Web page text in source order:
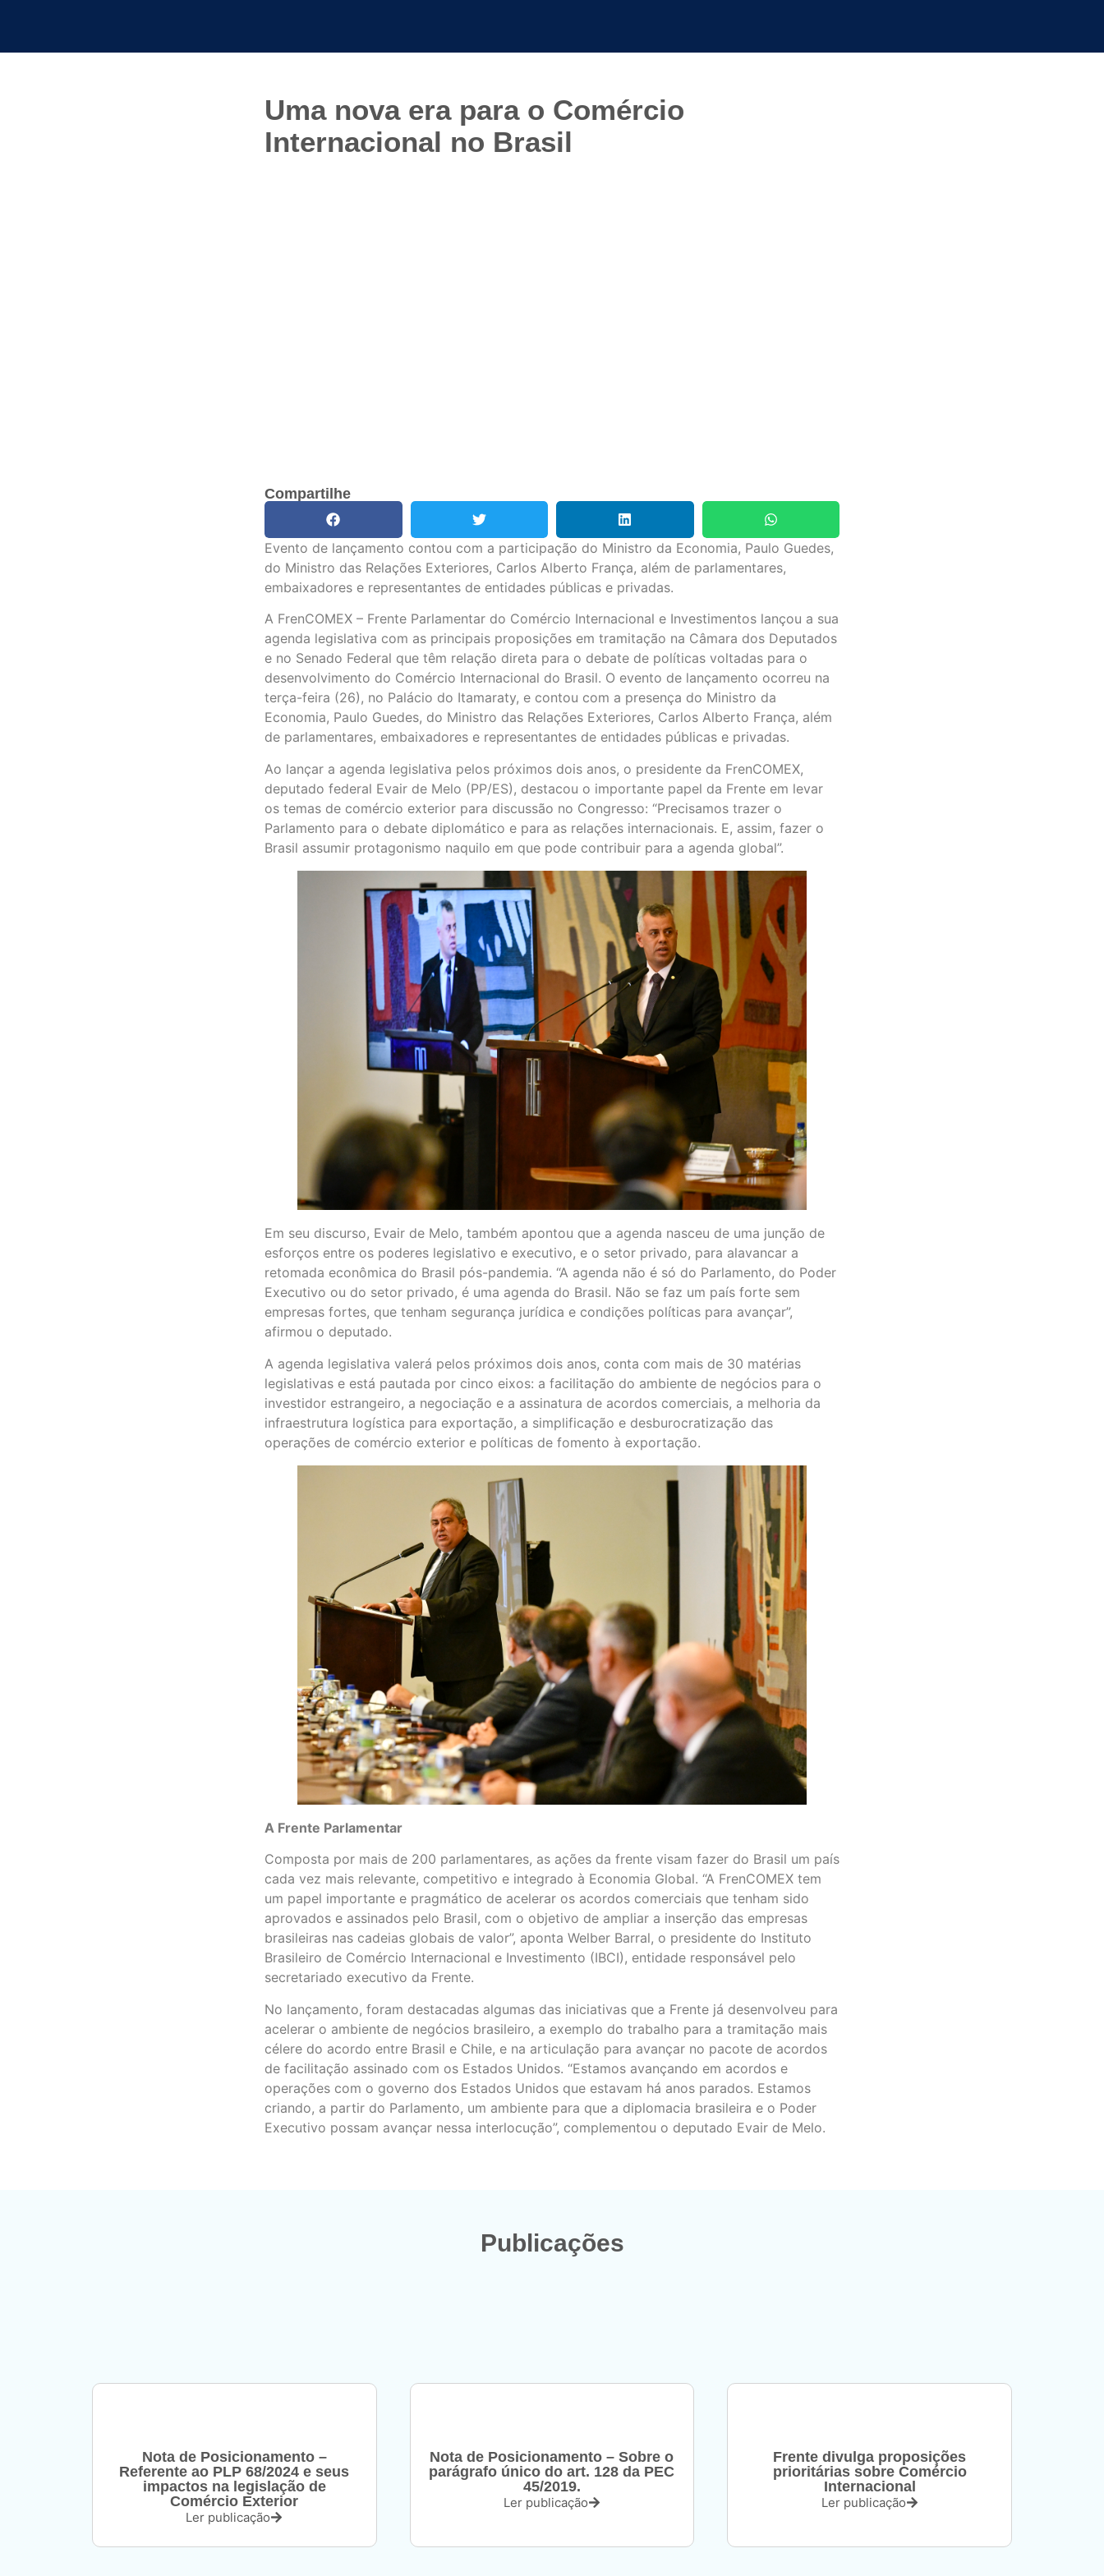
Uma nova era para o Comércio
Internacional no Brasil
Compartilhe
Evento de lançamento contou com a participação do Ministro da Economia, Paulo Guedes,
do Ministro das Relações Exteriores, Carlos Alberto França, além de parlamentares,
embaixadores e representantes de entidades públicas e privadas.
A FrenCOMEX – Frente Parlamentar do Comércio Internacional e Investimentos lançou a sua
agenda legislativa com as principais proposições em tramitação na Câmara dos Deputados
e no Senado Federal que têm relação direta para o debate de políticas voltadas para o
desenvolvimento do Comércio Internacional do Brasil. O evento de lançamento ocorreu na
terça-feira (26), no Palácio do Itamaraty, e contou com a presença do Ministro da
Economia, Paulo Guedes, do Ministro das Relações Exteriores, Carlos Alberto França, além
de parlamentares, embaixadores e representantes de entidades públicas e privadas.
Ao lançar a agenda legislativa pelos próximos dois anos, o presidente da FrenCOMEX,
deputado federal Evair de Melo (PP/ES), destacou o importante papel da Frente em levar
os temas de comércio exterior para discussão no Congresso: “Precisamos trazer o
Parlamento para o debate diplomático e para as relações internacionais. E, assim, fazer o
Brasil assumir protagonismo naquilo em que pode contribuir para a agenda global”.
Em seu discurso, Evair de Melo, também apontou que a agenda nasceu de uma junção de
esforços entre os poderes legislativo e executivo, e o setor privado, para alavancar a
retomada econômica do Brasil pós-pandemia. “A agenda não é só do Parlamento, do Poder
Executivo ou do setor privado, é uma agenda do Brasil. Não se faz um país forte sem
empresas fortes, que tenham segurança jurídica e condições políticas para avançar”,
afirmou o deputado.
A agenda legislativa valerá pelos próximos dois anos, conta com mais de 30 matérias
legislativas e está pautada por cinco eixos: a facilitação do ambiente de negócios para o
investidor estrangeiro, a negociação e a assinatura de acordos comerciais, a melhoria da
infraestrutura logística para exportação, a simplificação e desburocratização das
operações de comércio exterior e políticas de fomento à exportação.
A Frente Parlamentar
Composta por mais de 200 parlamentares, as ações da frente visam fazer do Brasil um país
cada vez mais relevante, competitivo e integrado à Economia Global. “A FrenCOMEX tem
um papel importante e pragmático de acelerar os acordos comerciais que tenham sido
aprovados e assinados pelo Brasil, com o objetivo de ampliar a inserção das empresas
brasileiras nas cadeias globais de valor”, aponta Welber Barral, o presidente do Instituto
Brasileiro de Comércio Internacional e Investimento (IBCI), entidade responsável pelo
secretariado executivo da Frente.
No lançamento, foram destacadas algumas das iniciativas que a Frente já desenvolveu para
acelerar o ambiente de negócios brasileiro, a exemplo do trabalho para a tramitação mais
célere do acordo entre Brasil e Chile, e na articulação para avançar no pacote de acordos
de facilitação assinado com os Estados Unidos. “Estamos avançando em acordos e
operações com o governo dos Estados Unidos que estavam há anos parados. Estamos
criando, a partir do Parlamento, um ambiente para que a diplomacia brasileira e o Poder
Executivo possam avançar nessa interlocução”, complementou o deputado Evair de Melo.
Publicações
Nota de Posicionamento –
Referente ao PLP 68/2024 e seus
impactos na legislação de
Comércio Exterior
Ler publicação
Nota de Posicionamento – Sobre o
parágrafo único do art. 128 da PEC
45/2019.
Ler publicação
Frente divulga proposições
prioritárias sobre Comércio
Internacional
Ler publicação